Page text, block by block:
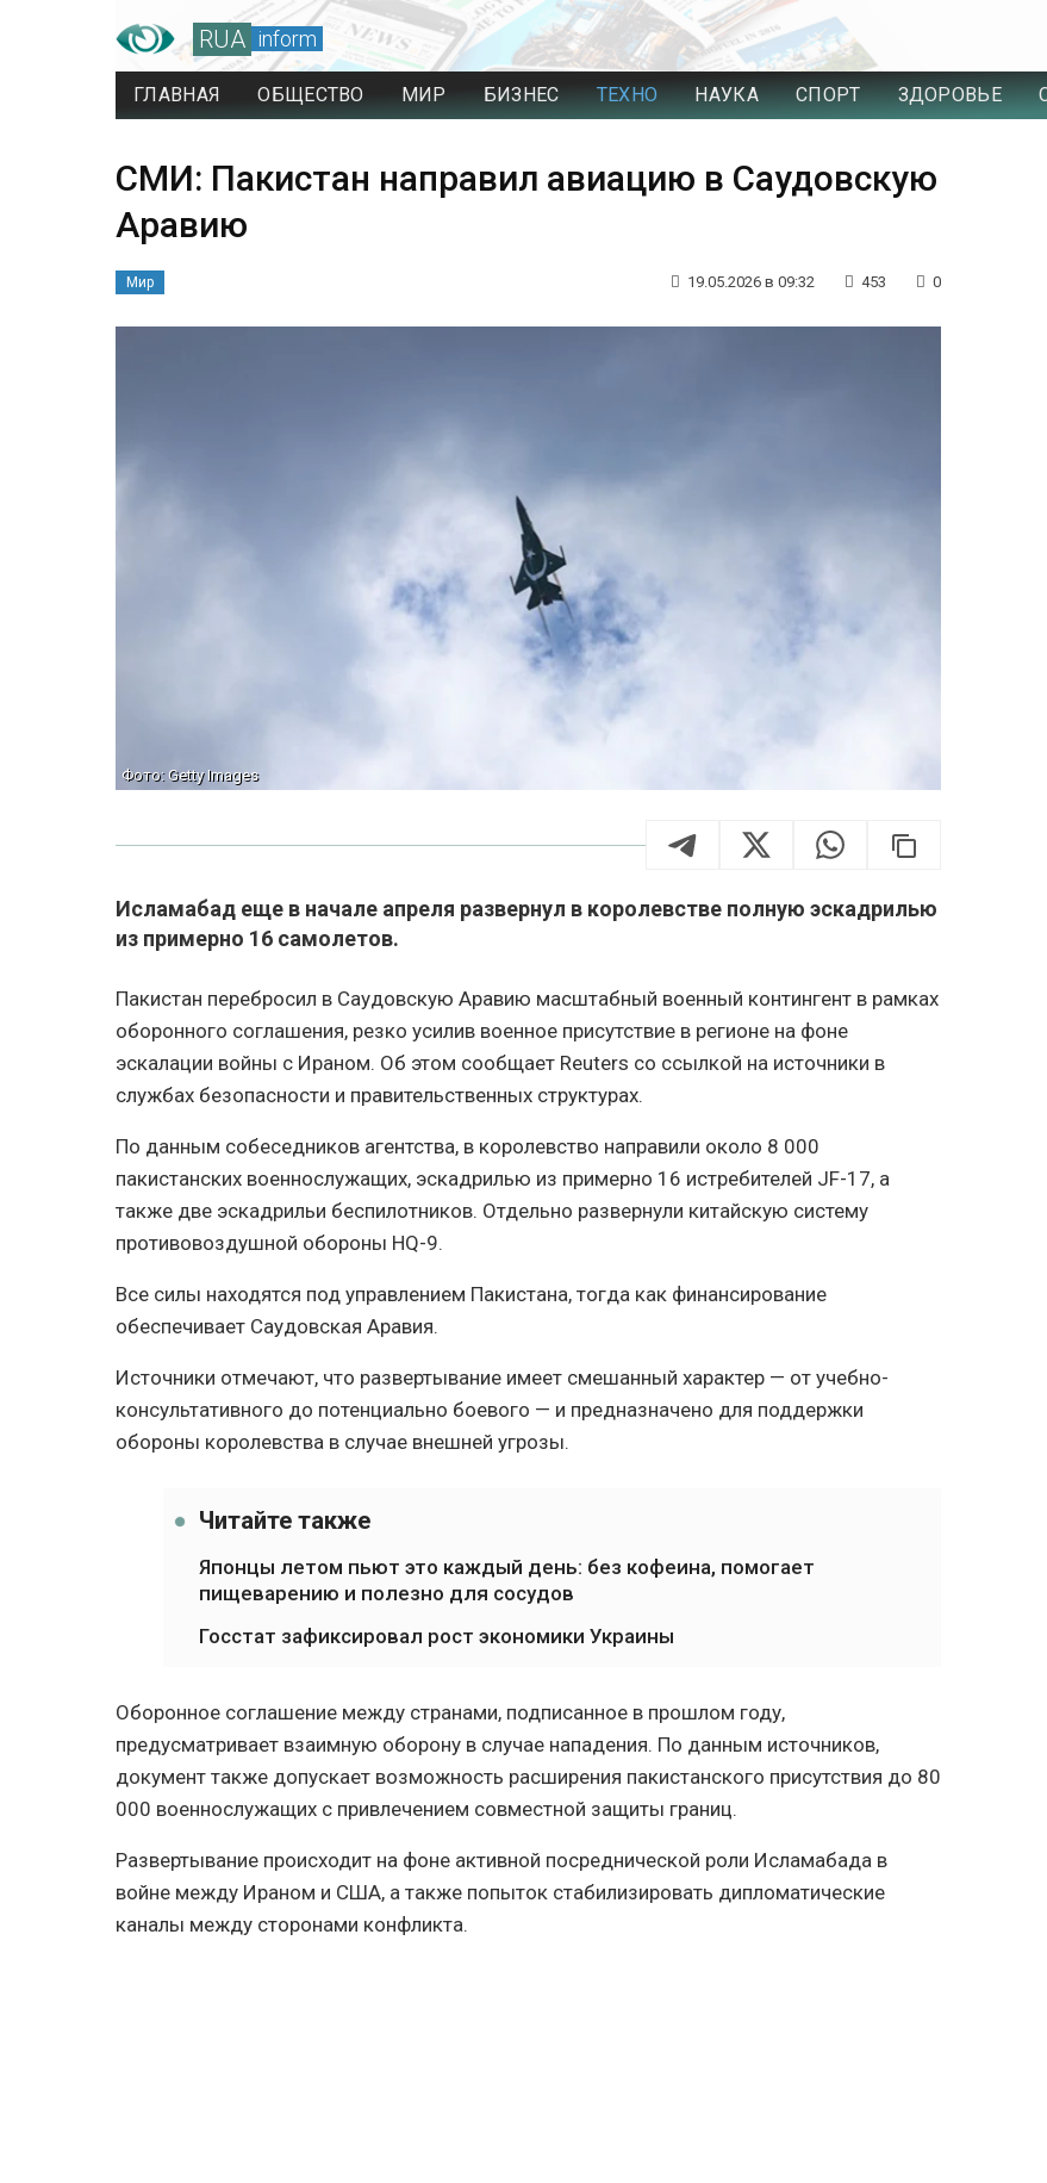
RUA inform
ГЛАВНАЯ ОБЩЕСТВО МИР БИЗНЕС ТЕХНО НАУКА СПОРТ ЗДОРОВЬЕ
СМИ: Пакистан направил авиацию в Саудовскую
Аравию
Мир 19.05.2026 в 09:32 453 0
Фото: Getty Images
Исламабад еще в начале апреля развернул в королевстве полную эскадрилью
из примерно 16 самолетов.
Пакистан перебросил в Саудовскую Аравию масштабный военный контингент в рамках
оборонного соглашения, резко усилив военное присутствие в регионе на фоне
эскалации войны с Ираном. Об этом сообщает Reuters со ссылкой на источники в
службах безопасности и правительственных структурах.
По данным собеседников агентства, в королевство направили около 8 000
пакистанских военнослужащих, эскадрилью из примерно 16 истребителей JF-17, а
также две эскадрильи беспилотников. Отдельно развернули китайскую систему
противовоздушной обороны HQ-9.
Все силы находятся под управлением Пакистана, тогда как финансирование
обеспечивает Саудовская Аравия.
Источники отмечают, что развертывание имеет смешанный характер — от учебно-
консультативного до потенциально боевого — и предназначено для поддержки
обороны королевства в случае внешней угрозы.
Читайте также
Японцы летом пьют это каждый день: без кофеина, помогает
пищеварению и полезно для сосудов
Госстат зафиксировал рост экономики Украины
Оборонное соглашение между странами, подписанное в прошлом году,
предусматривает взаимную оборону в случае нападения. По данным источников,
документ также допускает возможность расширения пакистанского присутствия до 80
000 военнослужащих с привлечением совместной защиты границ.
Развертывание происходит на фоне активной посреднической роли Исламабада в
войне между Ираном и США, а также попыток стабилизировать дипломатические
каналы между сторонами конфликта.